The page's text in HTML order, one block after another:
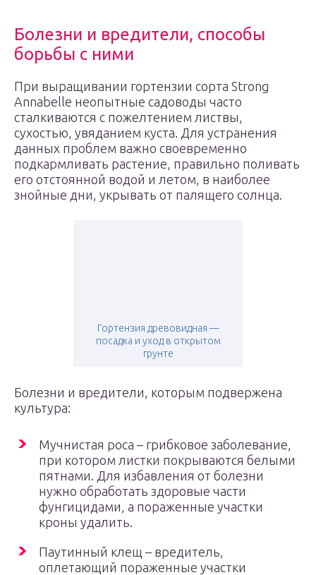
Болезни и вредители, способы
борьбы с ними
При выращивании гортензии сорта Strong
Annabelle неопытные садоводы часто
сталкиваются с пожелтением листвы,
сухостью, увяданием куста. Для устранения
данных проблем важно своевременно
подкармливать растение, правильно поливать
его отстоянной водой и летом, в наиболее
знойные дни, укрывать от палящего солнца.
Гортензия древовидная —
посадка и уход в открытом
грунте
Болезни и вредители, которым подвержена
культура:
Мучнистая роса – грибковое заболевание,
при котором листки покрываются белыми
пятнами. Для избавления от болезни
нужно обработать здоровые части
фунгицидами, а пораженные участки
кроны удалить.
Паутинный клещ – вредитель,
оплетающий пораженные участки